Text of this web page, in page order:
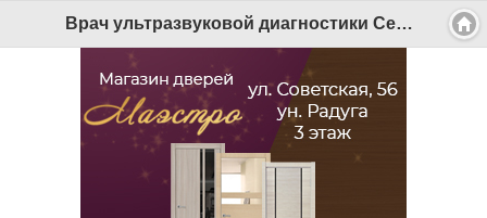
Врач ультразвуковой диагностики Северодвинска Елена Комольцева рассказала о работе и выборе профессии - Беломорканал Северодвинск tv29.ru